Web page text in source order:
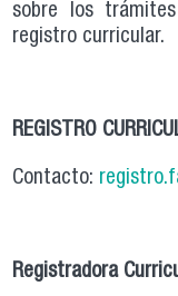
sobre los
registro curricular.
REGISTRO
Contacto:
Registradora